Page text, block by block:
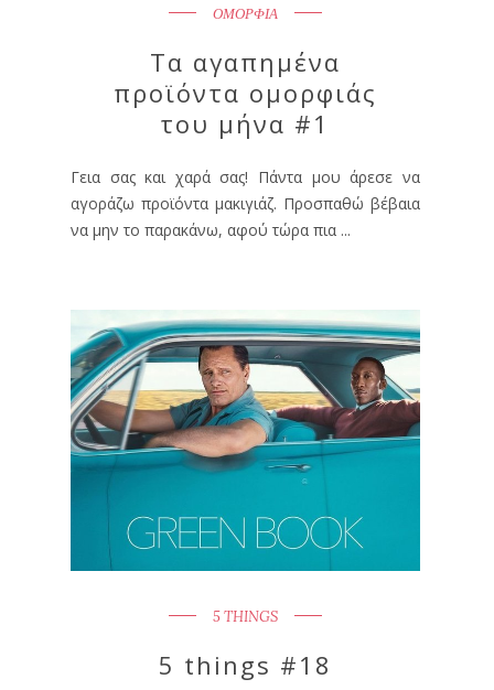
ΟΜΟΡΦΙΑ
Τα αγαπημένα
προϊόντα ομορφιάς
του μήνα #1
Γεια σας και χαρά σας! Πάντα μου άρεσε να
αγοράζω προϊόντα μακιγιάζ. Προσπαθώ βέβαια
να μην το παρακάνω, αφού τώρα πια ...
5 THINGS
5 things #18